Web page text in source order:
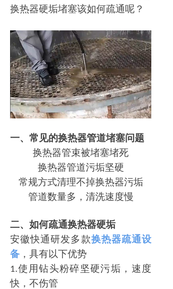
换热器硬垢堵塞该如何疏通呢？
一、 常见的换热器管道堵塞问题
换热器管束被堵塞堵死
换热器管道污垢坚硬
常规方式清理不掉换热器污垢
管道数量多，清洗速度慢
二、 如何疏通换热器硬垢
安徽快通研发多款换热器疏通设
备 ，具有以下优势
1.使用钻头粉碎坚硬污垢，速度
快，不伤管